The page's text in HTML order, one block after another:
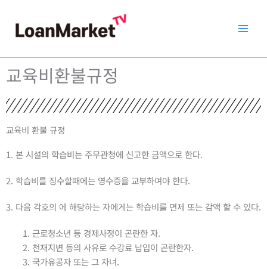
너
기
교육비환불규정
교육비 환불 규정
1. 본 시설의 학습비는 주무관청에 신고한 금액으로 한다.
2. 학습비를 징수할때에는 영수증을 교부하여야 한다.
3. 다음 각호의 에 해당하는 자에게는 학습비를 면제 또는 감액 할 수 있다.
근로청소년 등 경제사정이 곤란한 자.
천재지변 등의 사유로 수강료 납입이 곤란한자.
국가유공자 또는 그 자녀.